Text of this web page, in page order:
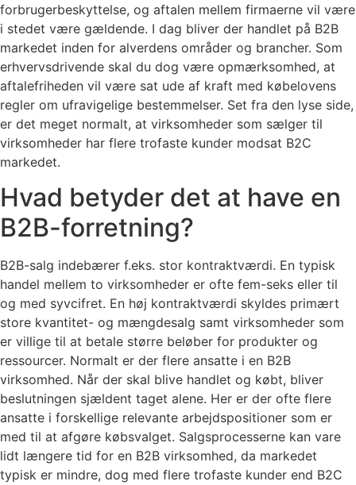
forbrugerbeskyttelse, og aftalen mellem firmaerne vil være
i stedet være gældende. I dag bliver der handlet på B2B
markedet inden for alverdens områder og brancher. Som
erhvervsdrivende skal du dog være opmærksomhed, at
aftalefriheden vil være sat ude af kraft med købelovens
regler om ufravigelige bestemmelser. Set fra den lyse side,
er det meget normalt, at virksomheder som sælger til
virksomheder har flere trofaste kunder modsat B2C
markedet.
Hvad betyder det at have en
B2B-forretning?
B2B-salg indebærer f.eks. stor kontraktværdi. En typisk
handel mellem to virksomheder er ofte fem-seks eller til
og med syvcifret. En høj kontraktværdi skyldes primært
store kvantitet- og mængdesalg samt virksomheder som
er villige til at betale større beløber for produkter og
ressourcer. Normalt er der flere ansatte i en B2B
virksomhed. Når der skal blive handlet og købt, bliver
beslutningen sjældent taget alene. Her er der ofte flere
ansatte i forskellige relevante arbejdspositioner som er
med til at afgøre købsvalget. Salgsprocesserne kan vare
lidt længere tid for en B2B virksomhed, da markedet
typisk er mindre, dog med flere trofaste kunder end B2C